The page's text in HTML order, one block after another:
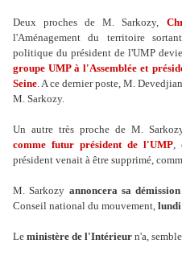
Deux proches de M. Sarkozy,
l'Aménagement du territoire
politique du président de l'UMP
groupe UMP à l'Assemblée et
Seine. A ce dernier poste, M.
M. Sarkozy.
Un autre très proche de M.
comme futur président de l'UMP,
président venait à être supprimé,
M. Sarkozy annoncera sa démission
Conseil national du mouvement, lundi
Le ministère de l'Intérieur n'a,